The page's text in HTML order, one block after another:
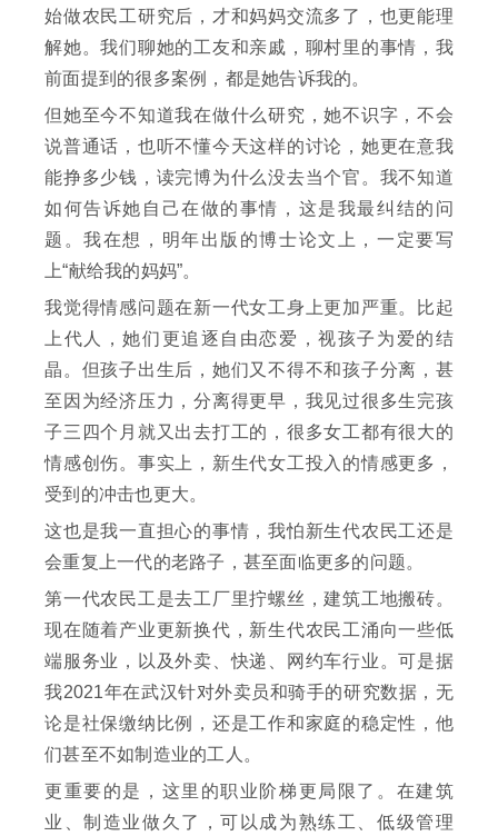
始做农民工研究后，才和妈妈交流多了，也更能理
解她。我们聊她的工友和亲戚，聊村里的事情，我
前面提到的很多案例，都是她告诉我的。
但她至今不知道我在做什么研究，她不识字，不会
说普通话，也听不懂今天这样的讨论，她更在意我
能挣多少钱，读完博为什么没去当个官。我不知道
如何告诉她自己在做的事情，这是我最纠结的问
题。我在想，明年出版的博士论文上，一定要写
上“献给我的妈妈”。
我觉得情感问题在新一代女工身上更加严重。比起
上代人，她们更追逐自由恋爱，视孩子为爱的结
晶。但孩子出生后，她们又不得不和孩子分离，甚
至因为经济压力，分离得更早，我见过很多生完孩
子三四个月就又出去打工的，很多女工都有很大的
情感创伤。事实上，新生代女工投入的情感更多，
受到的冲击也更大。
这也是我一直担心的事情，我怕新生代农民工还是
会重复上一代的老路子，甚至面临更多的问题。
第一代农民工是去工厂里拧螺丝，建筑工地搬砖。
现在随着产业更新换代，新生代农民工涌向一些低
端服务业，以及外卖、快递、网约车行业。可是据
我2021年在武汉针对外卖员和骑手的研究数据，无
论是社保缴纳比例，还是工作和家庭的稳定性，他
们甚至不如制造业的工人。
更重要的是，这里的职业阶梯更局限了。在建筑
业、制造业做久了，可以成为熟练工、低级管理